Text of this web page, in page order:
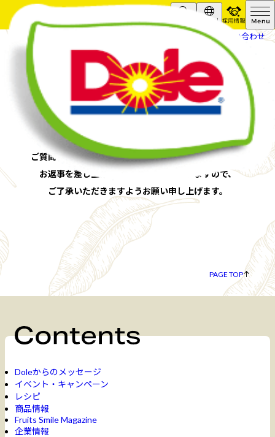
Search Global
採用情報
ドールお客様相談室 お問い合わせ
お問い合わせを
受け付けいたしました。
ご質問の内容により、お返事にお時間をいただく場合や
お返事を差し上げられない場合もございますので、
ご了承いただきますようお願い申し上げます。
PAGE TOP
Doleからのメッセージ
イベント・キャンペーン
レシピ
商品情報
Fruits Smile Magazine
企業情報